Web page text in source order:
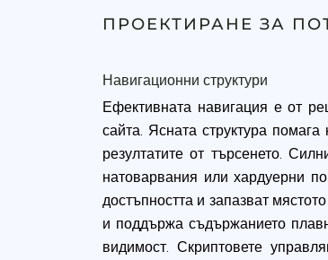
ПРОЕКТИРАНЕ ЗА
Навигационни структури
Ефективната навигация е от
сайта. Ясната структура
резултатите от търсенето.
натоварвания или хардуерни
достъпността и запазват
и поддържа съдържанието
видимост. Скриптовете